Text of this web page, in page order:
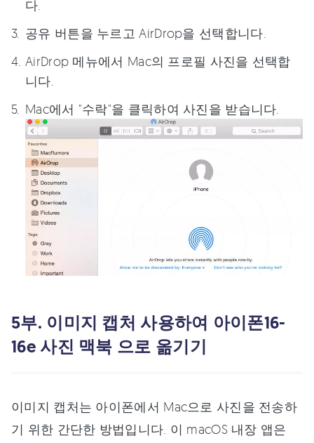
다.
공유 버튼을 누르고 AirDrop을 선택합니다.
AirDrop 메뉴에서 Mac의 프로필 사진을 선택합
니다.
Mac에서 "수락"을 클릭하여 사진을 받습니다.
5부. 이미지 캡처 사용하여 아이폰16-
16e 사진 맥북 으로 옮기기
이미지 캡처는 아이폰에서 Mac으로 사진을 전송하
기 위한 간단한 방법입니다. 이 macOS 내장 앱은